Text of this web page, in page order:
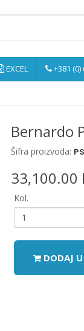
EXCEL +381 (0)
Bernardo
Šifra proizvoda:
33,100.00
Kol.
DODAJ